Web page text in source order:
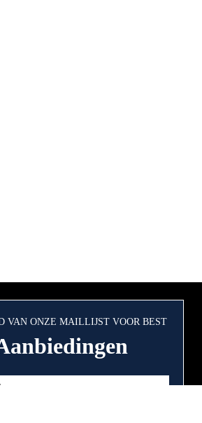
VAN ONZE MAILLIJST VOOR BEST